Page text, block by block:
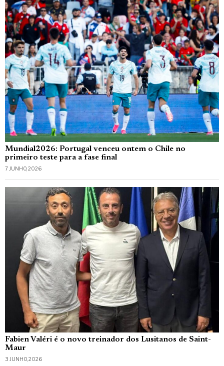
Mundial2026: Portugal venceu ontem o Chile no
primeiro teste para a fase final
7 JUNHO, 2026
Fabien Valéri é o novo treinador dos Lusitanos de Saint-
Maur
3 JUNHO, 2026